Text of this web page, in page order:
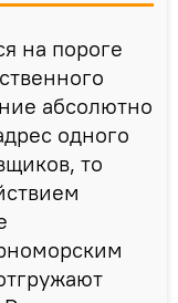
на пороге
абсолютно
одного
то